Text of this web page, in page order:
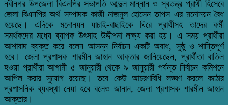
নবীনগর উপজেলা বিএনপির সভাপতি আব্দুল মান্নান ও স্বতন্ত্র প্রার্থী হিসেবে
জেলা বিএনপির অর্থ সম্পাদক কাজী নাজমুল হোসেন তাপস এর মনোনয়ন বৈধ
হয়েছে।
এদিকে মনোনয়ন যাচাই-বাছাইকে ঘিরে প্রার্থীসহ তাদের কর্মী
সমর্থকদের মধ্যে ব্যাপক উৎসাহ উদ্দীপনা লক্ষ্য করা হয়। এ সময় প্রার্থীরা
আশাবাদ ব্যক্ত করে বলেন আসন্ন নির্বাচন একটি অবাধ, সুষ্ঠু ও শান্তিপূর্ণ
হবে।
জেলা প্রশাসক শারমীন জাহান আক্তার জানিয়েছেন, প্রার্থীতা বাতিল
হওয়া প্রার্থীরা আগামী ৫ জানুয়ারী থেকে ৯ জানুয়ারী পর্যন্ত নির্বাচন কমিশনে
আপিল করার সুযোগ রয়েছে। তবে কেউ আচরণবিধি লঙ্ঘণ করলে কঠোর
প্রশাসনিক ব্যবস্থা নেয়া হবে বলেও জানান, জেলা প্রশাসক শারমীন জাহান
আক্তার।